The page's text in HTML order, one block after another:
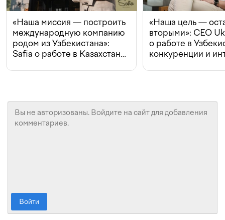
«Наша миссия — построить
международную компанию
родом из Узбекистана»:
Safia о работе в Казахстане,
«Наша цель —
вторыми»: CEO
о работе в
конкуренции и
Войти